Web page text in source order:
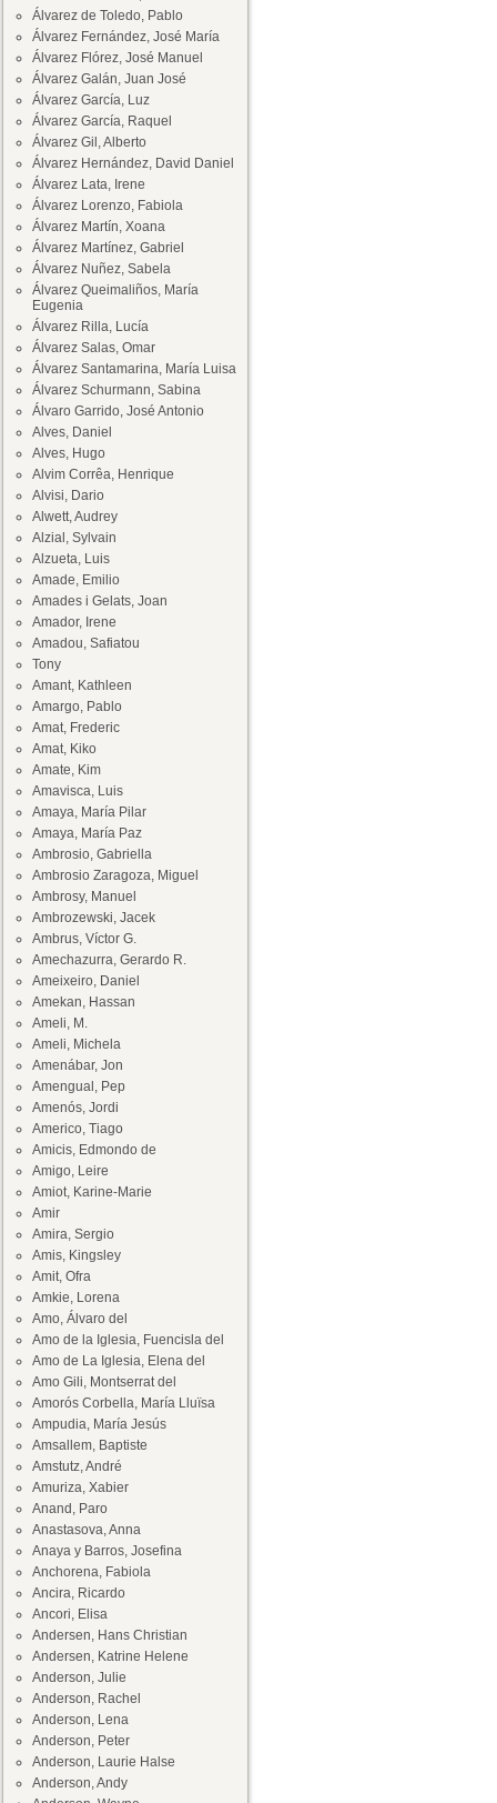
Álvarez de Toledo, Pablo
Álvarez Fernández, José María
Álvarez Flórez, José Manuel
Álvarez Galán, Juan José
Álvarez García, Luz
Álvarez García, Raquel
Álvarez Gil, Alberto
Álvarez Hernández, David Daniel
Álvarez Lata, Irene
Álvarez Lorenzo, Fabiola
Álvarez Martín, Xoana
Álvarez Martínez, Gabriel
Álvarez Nuñez, Sabela
Álvarez Queimaliños, María
Eugenia
Álvarez Rilla, Lucía
Álvarez Salas, Omar
Álvarez Santamarina, María Luisa
Álvarez Schurmann, Sabina
Álvaro Garrido, José Antonio
Alves, Daniel
Alves, Hugo
Alvim Corrêa, Henrique
Alvisi, Dario
Alwett, Audrey
Alzial, Sylvain
Alzueta, Luis
Amade, Emilio
Amades i Gelats, Joan
Amador, Irene
Amadou, Safiatou
Tony
Amant, Kathleen
Amargo, Pablo
Amat, Frederic
Amat, Kiko
Amate, Kim
Amavisca, Luis
Amaya, María Pilar
Amaya, María Paz
Ambrosio, Gabriella
Ambrosio Zaragoza, Miguel
Ambrosy, Manuel
Ambrozewski, Jacek
Ambrus, Víctor G.
Amechazurra, Gerardo R.
Ameixeiro, Daniel
Amekan, Hassan
Ameli, M.
Ameli, Michela
Amenábar, Jon
Amengual, Pep
Amenós, Jordi
Americo, Tiago
Amicis, Edmondo de
Amigo, Leire
Amiot, Karine-Marie
Amir
Amira, Sergio
Amis, Kingsley
Amit, Ofra
Amkie, Lorena
Amo, Álvaro del
Amo de la Iglesia, Fuencisla del
Amo de La Iglesia, Elena del
Amo Gili, Montserrat del
Amorós Corbella, María Lluïsa
Ampudia, María Jesús
Amsallem, Baptiste
Amstutz, André
Amuriza, Xabier
Anand, Paro
Anastasova, Anna
Anaya y Barros, Josefina
Anchorena, Fabiola
Ancira, Ricardo
Ancori, Elisa
Andersen, Hans Christian
Andersen, Katrine Helene
Anderson, Julie
Anderson, Rachel
Anderson, Lena
Anderson, Peter
Anderson, Laurie Halse
Anderson, Andy